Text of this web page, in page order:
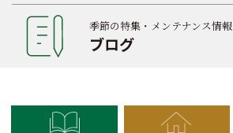
季節の特集・メンテナンス情報
ブログ